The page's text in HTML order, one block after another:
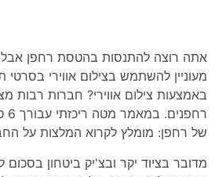
אתה רוצה להתנסות בהטסת רחפן אבל
מעוניין להשתמש בצילום אווירי
באמצעות צילום אווירי? חברות רבות
של רחפן: מומלץ לקרוא המלצות על
מדובר בציוד יקר ובצ'יק ביטחון